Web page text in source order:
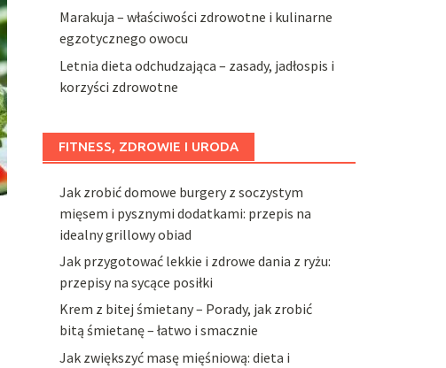
Marakuja – właściwości zdrowotne i kulinarne
egzotycznego owocu
Letnia dieta odchudzająca – zasady, jadłospis i
korzyści zdrowotne
FITNESS, ZDROWIE I URODA
Jak zrobić domowe burgery z soczystym
mięsem i pysznymi dodatkami: przepis na
idealny grillowy obiad
Jak przygotować lekkie i zdrowe dania z ryżu:
przepisy na sycące posiłki
Krem z bitej śmietany – Porady, jak zrobić
bitą śmietanę – łatwo i smacznie
Jak zwiększyć masę mięśniową: dieta i